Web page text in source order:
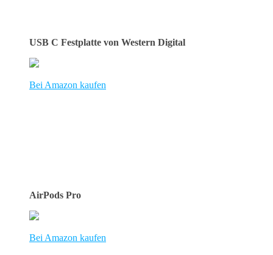
USB C Festplatte von Western Digital
Bei Amazon kaufen
AirPods Pro
Bei Amazon kaufen